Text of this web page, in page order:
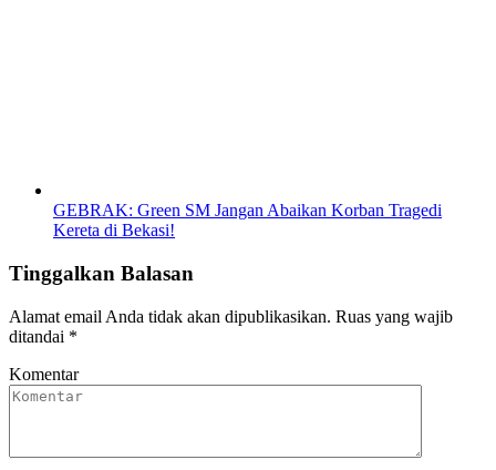
GEBRAK: Green SM Jangan Abaikan Korban Tragedi
Kereta di Bekasi!
Tinggalkan Balasan
Alamat email Anda tidak akan dipublikasikan. Ruas yang wajib
ditandai *
Komentar